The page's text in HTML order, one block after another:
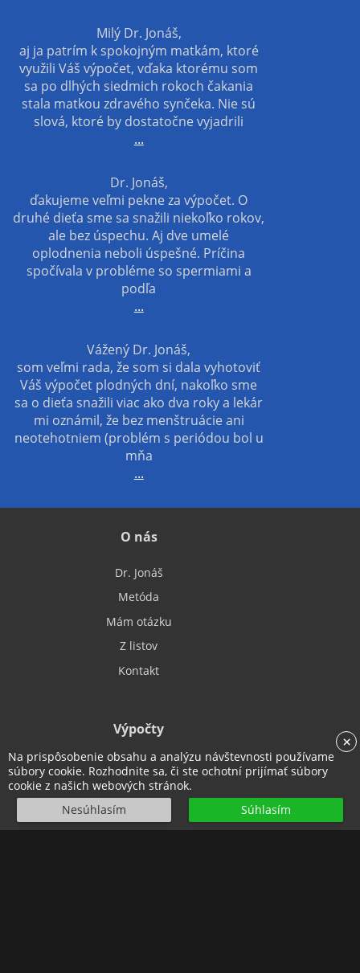
Na prispôsobenie obsahu a analýzu návštevnosti používame
súbory cookie. Rozhodnite sa, či ste ochotní prijímať súbory
cookie z našich webových stránok.
Nesúhlasím
Súhlasím
×
Milý Dr. Jonáš,
aj ja patrím k spokojným matkám, ktoré
využili Váš výpočet, vďaka ktorému som
sa po dlhých siedmich rokoch čakania
stala matkou zdravého synčeka. Nie sú
slová, ktoré by dostatočne vyjadrili
...
Dr. Jonáš,
ďakujeme veľmi pekne za výpočet. O
druhé dieťa sme sa snažili niekoľko rokov,
ale bez úspechu. Aj dve umelé
oplodnenia neboli úspešné. Príčina
spočívala v probléme so spermiami a
podľa
...
Vážený Dr. Jonáš,
som veľmi rada, že som si dala vyhotoviť
Váš výpočet plodných dní, nakoľko sme
sa o dieťa snažili viac ako dva roky a lekár
mi oznámil, že bez menštruácie ani
neotehotniem (problém s periódou bol u
mňa
...
O nás
Dr. Jonáš
Metóda
Mám otázku
Z listov
Kontakt
Výpočty
Antikoncepcia
Chlapec alebo dievča
Plodné dni